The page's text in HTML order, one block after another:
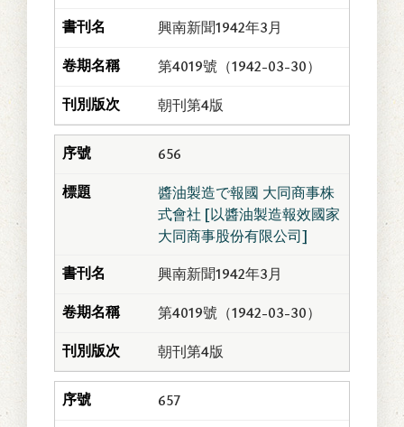
興南新聞1942年3月
第4019號（1942-03-30）
朝刊第4版
656
醬油製造で報國 大同商事株
式會社 [以醬油製造報效國家
大同商事股份有限公司]
興南新聞1942年3月
第4019號（1942-03-30）
朝刊第4版
657